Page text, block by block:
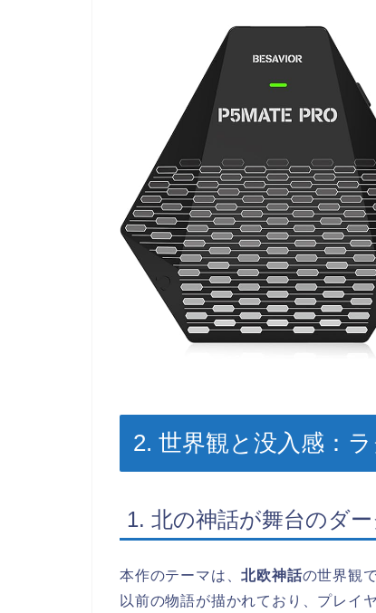
2. 世界観と没入感：
1. 北の神話が舞台のダ
本作のテーマは、北欧神話の世界観
以前の物語が描かれており、プレイ